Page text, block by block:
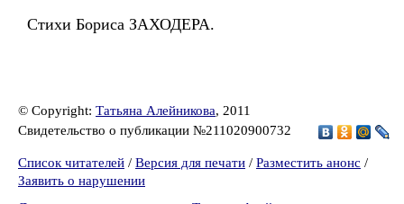
Стихи Бориса ЗАХОДЕРА.
© Copyright: Татьяна Алейникова, 2011
Свидетельство о публикации №211020900732
Список читателей / Версия для печати / Разместить анонс /
Заявить о нарушении